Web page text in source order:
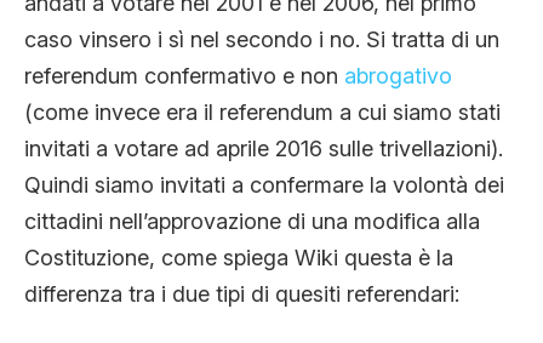
caso vinsero i sì nel secondo i no. Si tratta di un
referendum confermativo e non abrogativo
(come invece era il referendum a cui siamo stati
invitati a votare ad aprile 2016 sulle trivellazioni).
Quindi siamo invitati a confermare la volontà dei
cittadini nell’approvazione di una modifica alla
Costituzione, come spiega Wiki questa è la
differenza tra i due tipi di quesiti referendari: